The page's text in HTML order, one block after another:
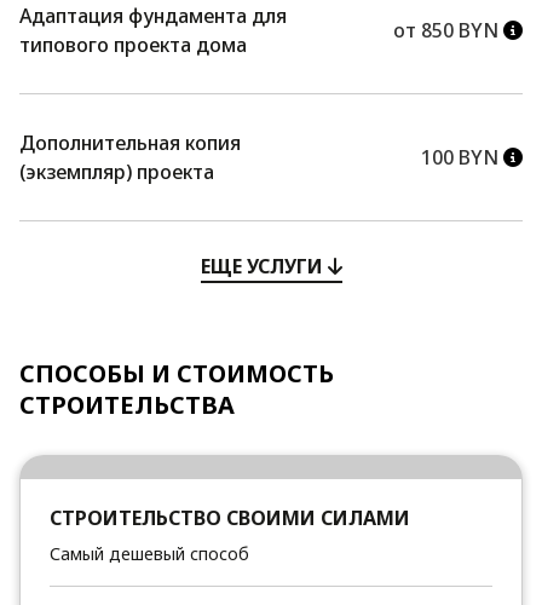
Адаптация фундамента для
типового проекта дома
от 850 BYN
Дополнительная копия
(экземпляр) проекта
100 BYN
ЕЩЕ УСЛУГИ
СПОСОБЫ И СТОИМОСТЬ
СТРОИТЕЛЬСТВА
СТРОИТЕЛЬСТВО СВОИМИ СИЛАМИ
Самый дешевый способ